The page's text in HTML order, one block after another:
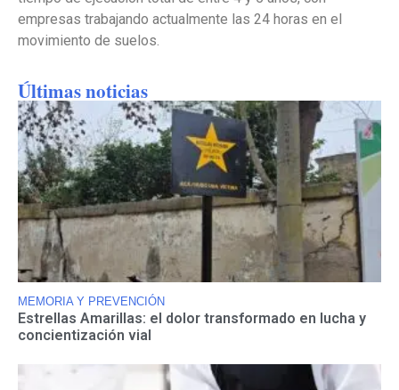
empresas trabajando actualmente las 24 horas en el
movimiento de suelos.
Últimas noticias
MEMORIA Y PREVENCIÓN
Estrellas Amarillas: el dolor transformado en lucha y
concientización vial